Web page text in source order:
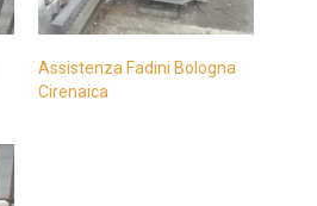
Assistenza Fadini Bologna
Cirenaica